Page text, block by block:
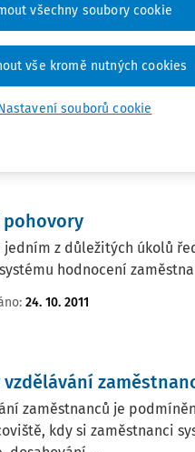
starost zaměstnavatele
dosahování
je dosáhnout ...
jedním z důležitých úkolů
hodnocení
24. 10. 2011
zaměstnanců je
kdy si zaměstnanci
souborů cookie
vše kromě nutných cookies
všechny soubory cookie